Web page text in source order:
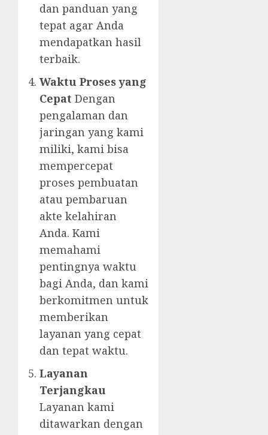
dan panduan yang
tepat agar Anda
mendapatkan hasil
terbaik.
Waktu Proses yang
Cepat Dengan
pengalaman dan
jaringan yang kami
miliki, kami bisa
mempercepat
proses pembuatan
atau pembaruan
akte kelahiran
Anda. Kami
memahami
pentingnya waktu
bagi Anda, dan kami
berkomitmen untuk
memberikan
layanan yang cepat
dan tepat waktu.
Layanan
Terjangkau
Layanan kami
ditawarkan dengan